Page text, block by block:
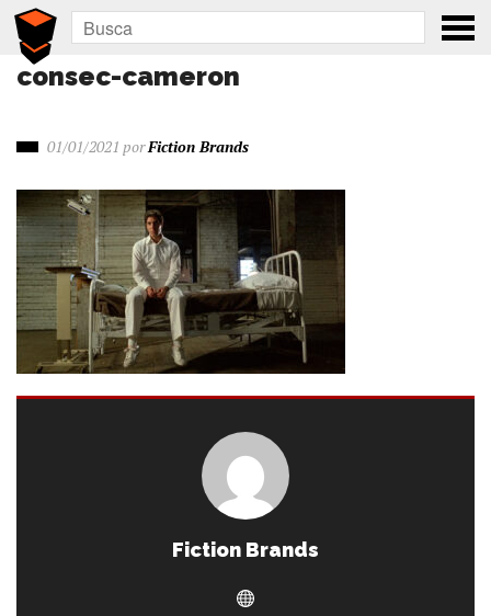
consec-cameron
01/01/2021 porFiction Brands
Fiction Brands